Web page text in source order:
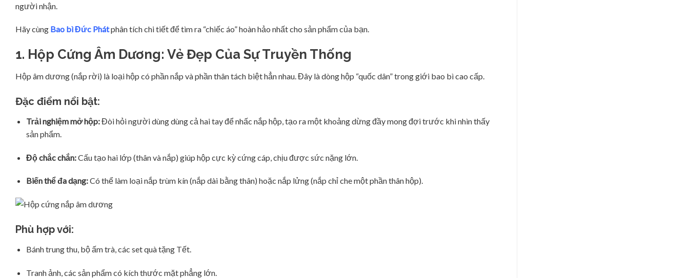
người nhận.
Hãy cùng Bao bì Đức Phátphân tích chi tiết để tìm ra “chiếc áo” hoàn hảo nhất cho sản phẩm của bạn.
1. Hộp Cứng Âm Dương: Vẻ Đẹp Của Sự Truyền Thống
Hộp âm dương (nắp rời) là loại hộp có phần nắp và phần thân tách biệt hẳn nhau. Đây là dòng hộp “quốc dân” trong giới bao bì cao cấp.
Đặc điểm nổi bật:
Trải nghiệm mở hộp:Đòi hỏi người dùng dùng cả hai tay để nhấc nắp hộp, tạo ra một khoảng dừng đầy mong đợi trước khi nhìn thấy
sản phẩm.
Độ chắc chắn:Cấu tạo hai lớp (thân và nắp) giúp hộp cực kỳ cứng cáp, chịu được sức nặng lớn.
Biến thể đa dạng:Có thể làm loại nắp trùm kín (nắp dài bằng thân) hoặc nắp lửng (nắp chỉ che một phần thân hộp).
Phù hợp với:
Bánh trung thu, bộ ấm trà, các set quà tặng Tết.
Tranh ảnh, các sản phẩm có kích thước mặt phẳng lớn.